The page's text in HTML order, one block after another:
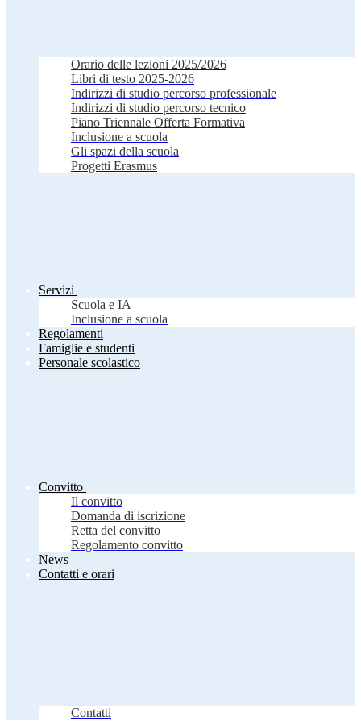
Orario delle lezioni 2025/2026
Libri di testo 2025-2026
Indirizzi di studio percorso professionale
Indirizzi di studio percorso tecnico
Piano Triennale Offerta Formativa
Inclusione a scuola
Gli spazi della scuola
Progetti Erasmus
Servizi
Scuola e IA
Inclusione a scuola
Regolamenti
Famiglie e studenti
Personale scolastico
Convitto
Il convitto
Domanda di iscrizione
Retta del convitto
Regolamento convitto
News
Contatti e orari
Contatti